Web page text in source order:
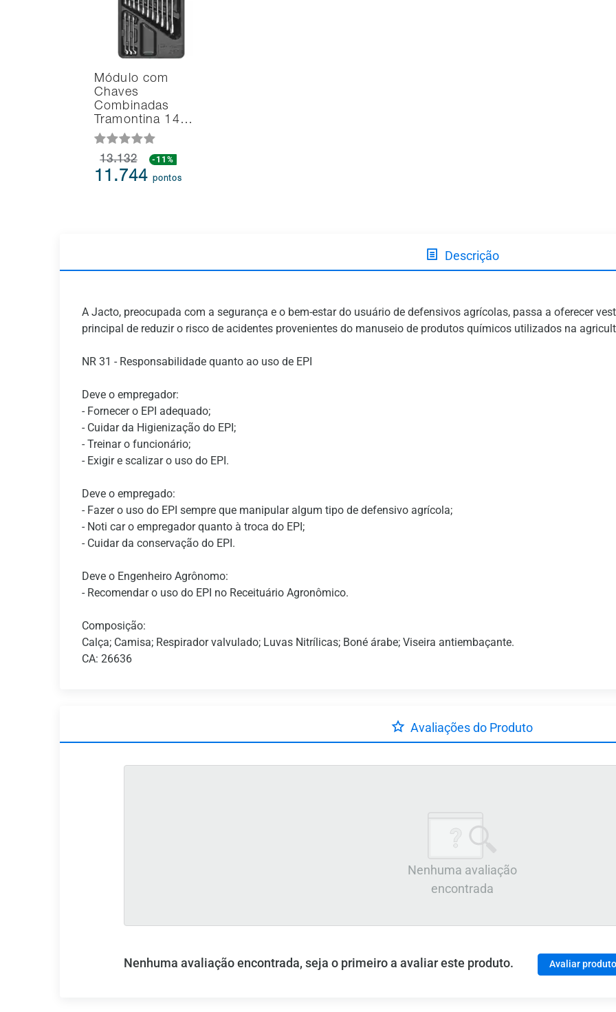
Módulo com
Chaves
Combinadas
Tramontina 14…
13.132 -11%
11.744pontos
Descrição
A Jacto, preocupada com a segurança e o bem-estar do usuário de defensivos agrícolas, passa a oferecer
principal de reduzir o risco de acidentes provenientes do manuseio de produtos químicos utilizados na
NR 31 - Responsabilidade quanto ao uso de EPI
Deve o empregador:
- Fornecer o EPI adequado;
- Cuidar da Higienização do EPI;
- Treinar o funcionário;
- Exigir e scalizar o uso do EPI.
Deve o empregado:
- Fazer o uso do EPI sempre que manipular algum tipo de defensivo agrícola;
- Noti car o empregador quanto à troca do EPI;
- Cuidar da conservação do EPI.
Deve o Engenheiro Agrônomo:
- Recomendar o uso do EPI no Receituário Agronômico.
Composição:
Calça; Camisa; Respirador valvulado; Luvas Nitrílicas; Boné árabe; Viseira antiembaçante.
CA: 26636
Avaliações do Produto
Nenhuma avaliação
encontrada
Nenhuma avaliação encontrada, seja o primeiro a avaliar este produto. Avaliar produto